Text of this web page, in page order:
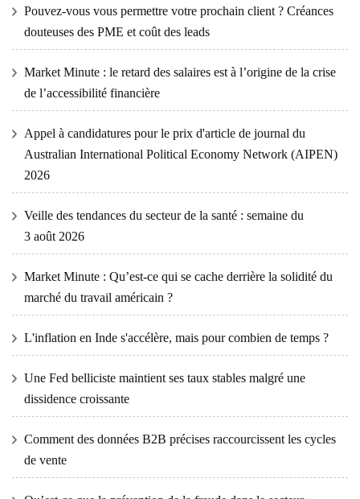
Pouvez-vous vous permettre votre prochain client ? Créances
douteuses des PME et coût des leads
Market Minute : le retard des salaires est à l’origine de la crise
de l’accessibilité financière
Appel à candidatures pour le prix d'article de journal du
Australian International Political Economy Network (AIPEN)
2026
Veille des tendances du secteur de la santé : semaine du
3 août 2026
Market Minute : Qu’est-ce qui se cache derrière la solidité du
marché du travail américain ?
L'inflation en Inde s'accélère, mais pour combien de temps ?
Une Fed belliciste maintient ses taux stables malgré une
dissidence croissante
Comment des données B2B précises raccourcissent les cycles
de vente